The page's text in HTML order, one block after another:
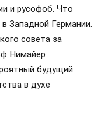
и русофоб. Что
Западной Германии.
совета за
Нимайер
будущий
в духе